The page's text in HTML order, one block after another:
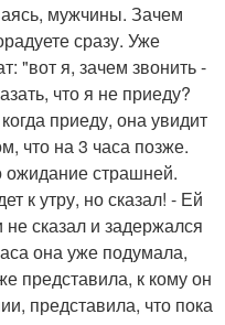
мужчины. Зачем
сразу. Уже
"вот я, зачем звонить -
что я не приеду?
приеду, она увидит
что на 3 часа позже.
страшней.
к утру, но сказал! - Ей
не сказал и задержался
она уже подумала,
представила, к кому он
представила, что пока